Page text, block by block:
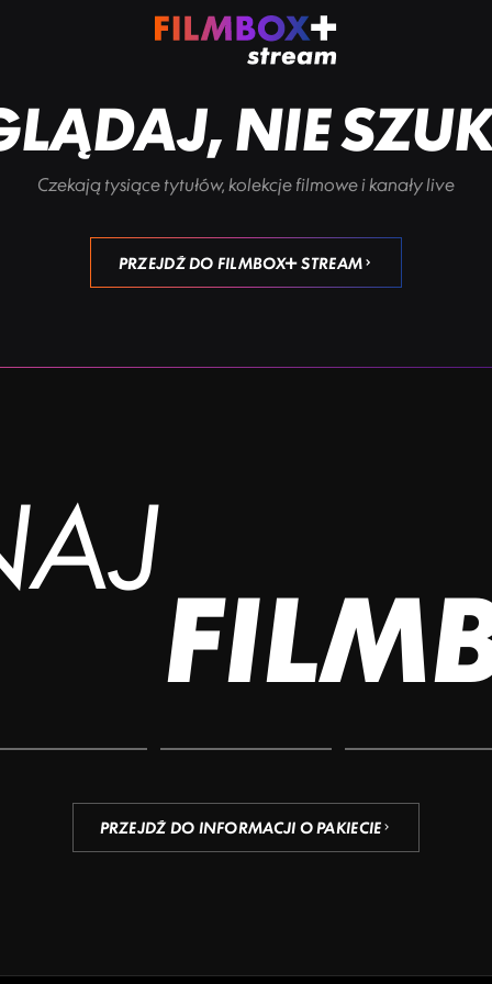
NIE
Czekają tysiące tytułów, kolekcje filmowe i kanały live
PRZEJDŹ DO FILMBOX+ STREAM
PRZEJDŹ DO INFORMACJI O PAKIECIE